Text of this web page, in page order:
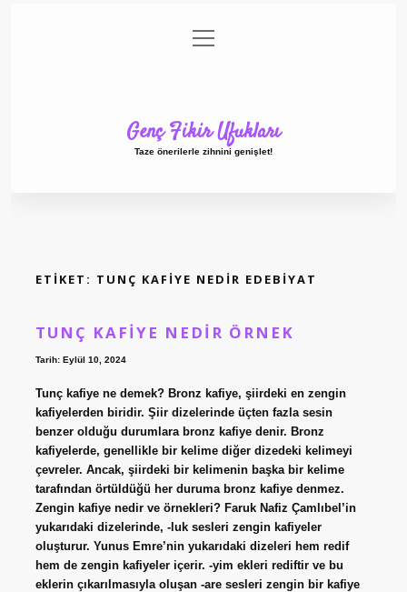
Gizlilik Politikası
menüyü
aç
Genç Fikir Ufukları
Taze önerilerle zihnini genişlet!
ETIKET: TUNÇ KAFIYE NEDIR EDEBIYAT
TUNÇ KAFIYE NEDIR ÖRNEK
Tarih: Eylül 10, 2024
Tunç kafiye ne demek? Bronz kafiye, şiirdeki en zengin
kafiyelerden biridir. Şiir dizelerinde üçten fazla sesin
benzer olduğu durumlara bronz kafiye denir. Bronz
kafiyelerde, genellikle bir kelime diğer dizedeki kelimeyi
çevreler. Ancak, şiirdeki bir kelimenin başka bir kelime
tarafından örtüldüğü her duruma bronz kafiye denmez.
Zengin kafiye nedir ve örnekleri? Faruk Nafiz Çamlıbel’in
yukarıdaki dizelerinde, -luk sesleri zengin kafiyeler
oluşturur. Yunus Emre’nin yukarıdaki dizeleri hem redif
hem de zengin kafiyeler içerir. -yim ekleri rediftir ve bu
eklerin çıkarılmasıyla oluşan -are sesleri zengin bir kafiye